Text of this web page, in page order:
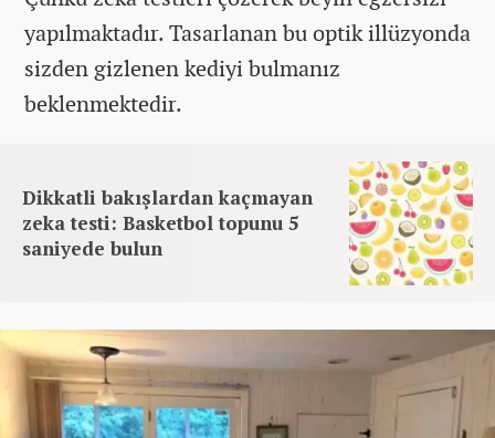
yapılmaktadır. Tasarlanan bu optik illüzyonda
sizden gizlenen kediyi bulmanız
beklenmektedir.
Dikkatli bakışlardan kaçmayan
zeka testi: Basketbol topunu 5
saniyede bulun